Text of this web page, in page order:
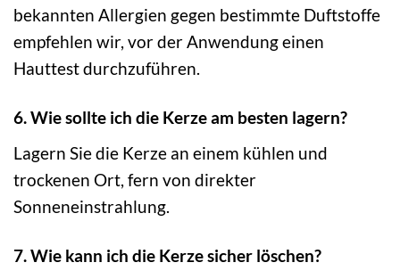
bekannten Allergien gegen bestimmte Duftstoffe
empfehlen wir, vor der Anwendung einen
Hauttest durchzuführen.
6. Wie sollte ich die Kerze am besten lagern?
Lagern Sie die Kerze an einem kühlen und
trockenen Ort, fern von direkter
Sonneneinstrahlung.
7. Wie kann ich die Kerze sicher löschen?